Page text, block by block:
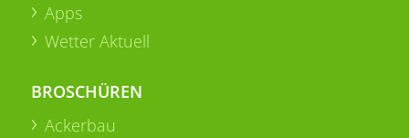
Apps
Wetter Aktuell
BROSCHÜREN
Ackerbau